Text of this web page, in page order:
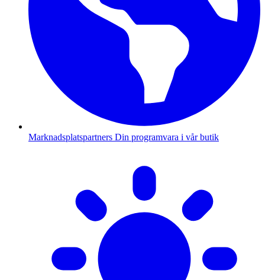
Marknadsplatspartners Din programvara i vår butik